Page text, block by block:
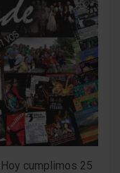
cumplimos 25